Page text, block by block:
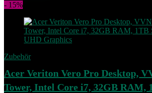
- 15%
Zubehör
Acer Veriton Vero Pro Desktop,
Tower, Intel Core i7, 32GB RAM,